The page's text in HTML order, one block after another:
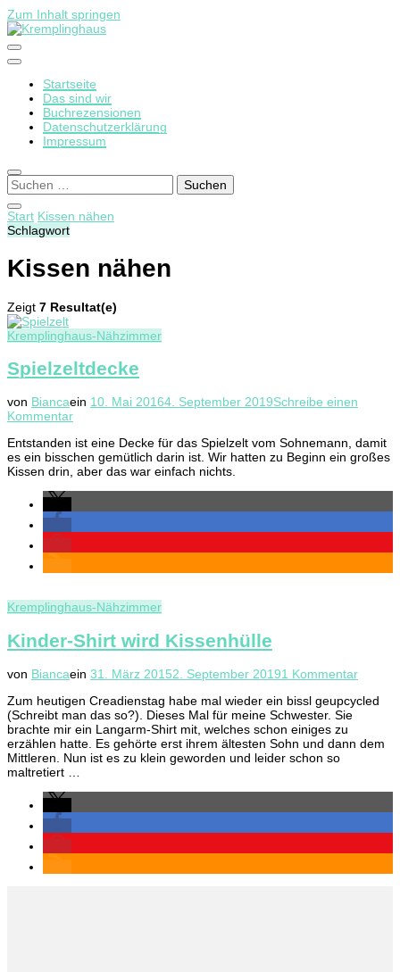
Zum Inhalt springen
Kremplinghaus
Startseite
Das sind wir
Buchrezensionen
Datenschutzerklärung
Impressum
Suchen
nach:
Start Kissen nähen
Schlagwort
Kissen nähen
Zeigt 7 Resultat(e)
Kremplinghaus-Nähzimmer
Spielzeltdecke
von Biancaein 10. Mai 20164. September 2019Schreibe einen
Kommentarzu
Entstanden ist eine Decke für das Spielzelt vom Sohnemann, damit
es ein bisschen gemütlich darin ist. Wir hatten zu Beginn ein großes
Kissen drin, aber das war einfach nichts.
Kremplinghaus-Nähzimmer
Kinder-Shirt wird Kissenhülle
von Biancaein 31. März 20152. September 20191 Kommentarzu
Shirt
Zum heutigen Creadienstag habe mal wieder ein bissl geupcycled
(Schreibt man das so?). Dieses Mal für meine Schwester. Sie
brachte mir ein Langarm-Shirt mit, welches schon einiges zu
erzählen hatte. Es gehörte erst ihrem ältesten Sohn und dann dem
Mittleren. Nun ist es zu klein geworden und leider schon so
maltretiert …